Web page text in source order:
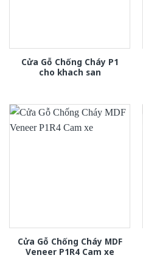
Cửa Gỗ Chống Cháy P1
cho khach san
Cửa Gỗ Chống Cháy MDF
Veneer P1R4 Cam xe